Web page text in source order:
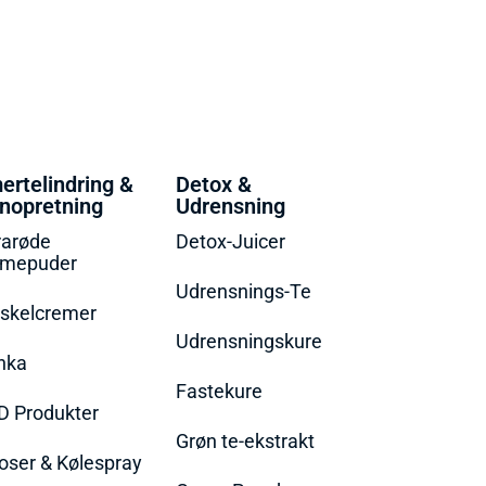
&
Produkter
& Kølespray
Detox &
Udrensning
Detox-Juicer
Udrensnings-Te
Udrensningskure
Fastekure
Grøn te-ekstrakt